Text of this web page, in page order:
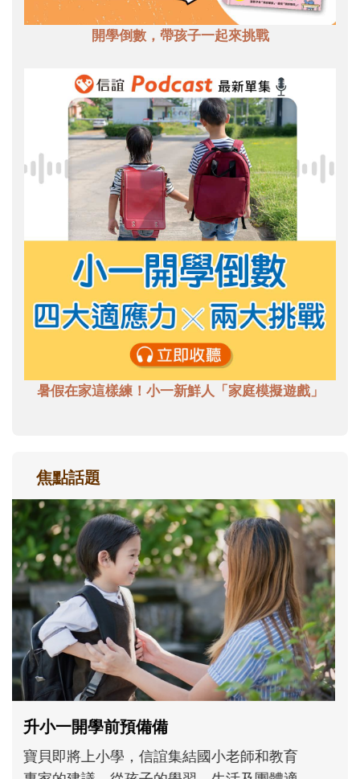
開學倒數，帶孩子一起來挑戰
暑假在家這樣練！小一新鮮人「家庭模擬遊戲」
焦點話題
和孩子一起長大的那個男人│讀懂父親的
不同模樣
沒有人天生就擅長當爸爸！男人總是在一次